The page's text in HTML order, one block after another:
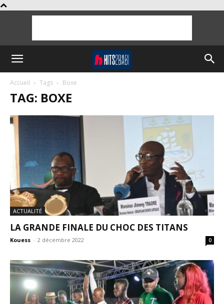
Accueil Tags Boxe
TAG: BOXE
ACTUALITÉ
LA GRANDE FINALE DU CHOC DES TITANS
Kouess - 2 décembre 2022 0